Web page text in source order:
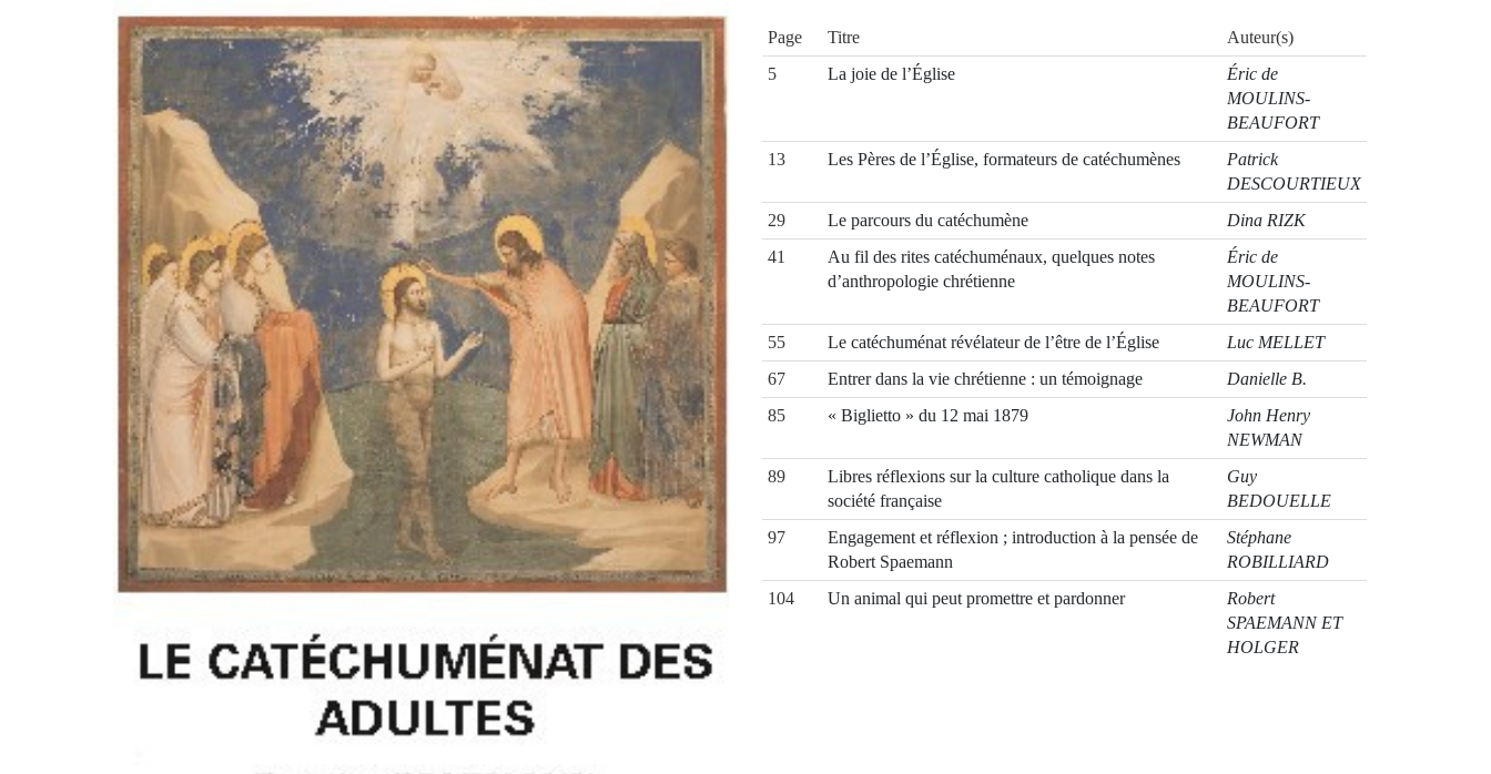
Page Titre
Auteur(s)
5
La joie de l’Église
Éric de
MOULINS-
BEAUFORT
13
Les Pères de l’Église, formateurs de catéchumènes
Patrick
DESCOURTIEUX
29
Le parcours du catéchumène
Dina RIZK
41
Au fil des rites catéchuménaux, quelques notes
d’anthropologie chrétienne
Éric de
MOULINS-
BEAUFORT
55
Le catéchuménat révélateur de l’être de l’Église
Luc MELLET
67
Entrer dans la vie chrétienne : un témoignage
Danielle B.
85
« Biglietto » du 12 mai 1879
John Henry
NEWMAN
89
Libres réflexions sur la culture catholique dans la
société française
Guy
BEDOUELLE
97
Engagement et réflexion ; introduction à la pensée de
Robert Spaemann
Stéphane
ROBILLIARD
104
Un animal qui peut promettre et pardonner
Robert
SPAEMANN ET
HOLGER